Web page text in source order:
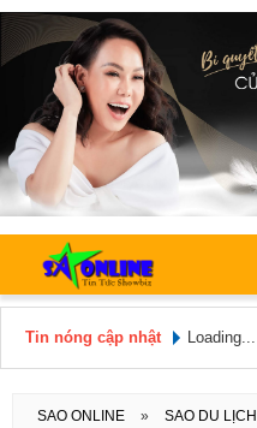
Tin nóng cập nhật Loading...
SAO ONLINE » SAO DU LỊCH